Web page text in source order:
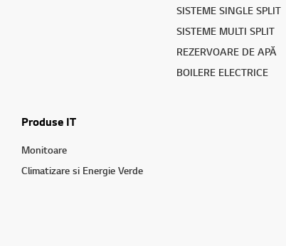
SISTEME SINGLE SPLIT
SISTEME MULTI SPLIT
REZERVOARE DE APĂ
BOILERE ELECTRICE
Produse IT
Monitoare
Climatizare si Energie Verde